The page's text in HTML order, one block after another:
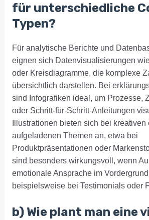
für unterschiedliche
Typen?
Für analytische Berichte und
eignen sich Datenvisualisierungen
oder Kreisdiagramme, die komplexe
übersichtlich darstellen. Bei
sind Infografiken ideal, um Prozesse,
oder Schritt-für-Schritt-Anleitungen
Illustrationen bieten sich bei kreativen
aufgeladenen Themen an, etwa bei
Produktpräsentationen oder
sind besonders wirkungsvoll, wenn
emotionale Ansprache im
beispielsweise bei Testimonials oder
b) Wie plant man eine